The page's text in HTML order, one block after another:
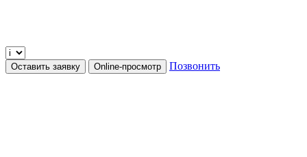
Оставить заявку Online-просмотр Позвонить